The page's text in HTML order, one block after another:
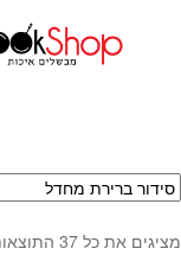
סירים
מחבתות
עמוד הבית
מציגים את כל ⁦37⁩ התוצאות